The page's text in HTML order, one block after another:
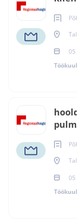
05
05
kvaliteetse
Kui Sind
ja soov õppida,
Sinu vastutada
seisakute ja